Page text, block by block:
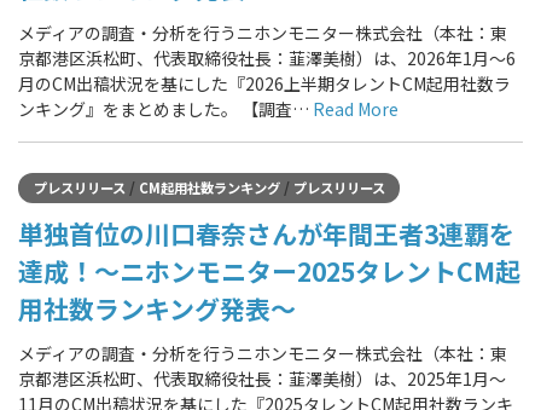
メディアの調査・分析を行うニホンモニター株式会社（本社：東
京都港区浜松町、代表取締役社長：韮澤美樹）は、2026年1月～6
月のCM出稿状況を基にした『2026上半期タレントCM起用社数ラ
ンキング』をまとめました。 【調査… Read More
プレスリリース/ CM起用社数ランキング/ プレスリリース
単独首位の川口春奈さんが年間王者3連覇を
達成！～ニホンモニター2025タレントCM起
用社数ランキング発表～
メディアの調査・分析を行うニホンモニター株式会社（本社：東
京都港区浜松町、代表取締役社長：韮澤美樹）は、2025年1月～
11月のCM出稿状況を基にした『2025タレントCM起用社数ランキ